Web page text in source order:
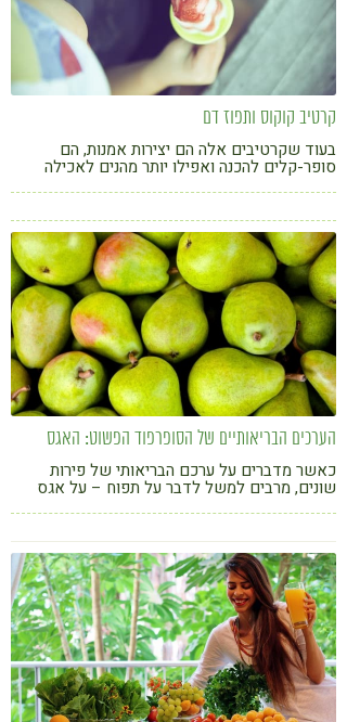
קרטיב קוקוס ותפוז דם
בעוד שקרטיבים אלה הם יצירות אמנות, הם
סופר-קלים להכנה ואפילו יותר מהנים לאכילה
הערכים הבריאותיים של הסופרפוד הפשוט: האגס
כאשר מדברים על ערכם הבריאותי של פירות
שונים, מרבים למשל לדבר על תפוח – על אגס